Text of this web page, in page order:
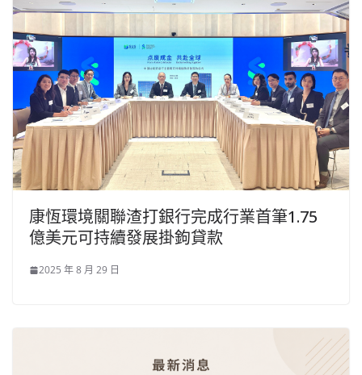
康恆環境關聯渣打銀行完成行業首筆1.75
億美元可持續發展掛鉤貸款
2025 年 8 月 29 日